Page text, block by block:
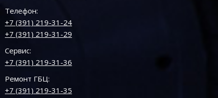
Телефон:
+7 (391) 219-31-24
+7 (391) 219-31-29
Сервис:
+7 (391) 219-31-36
Ремонт ГБЦ:
+7 (391) 219-31-35